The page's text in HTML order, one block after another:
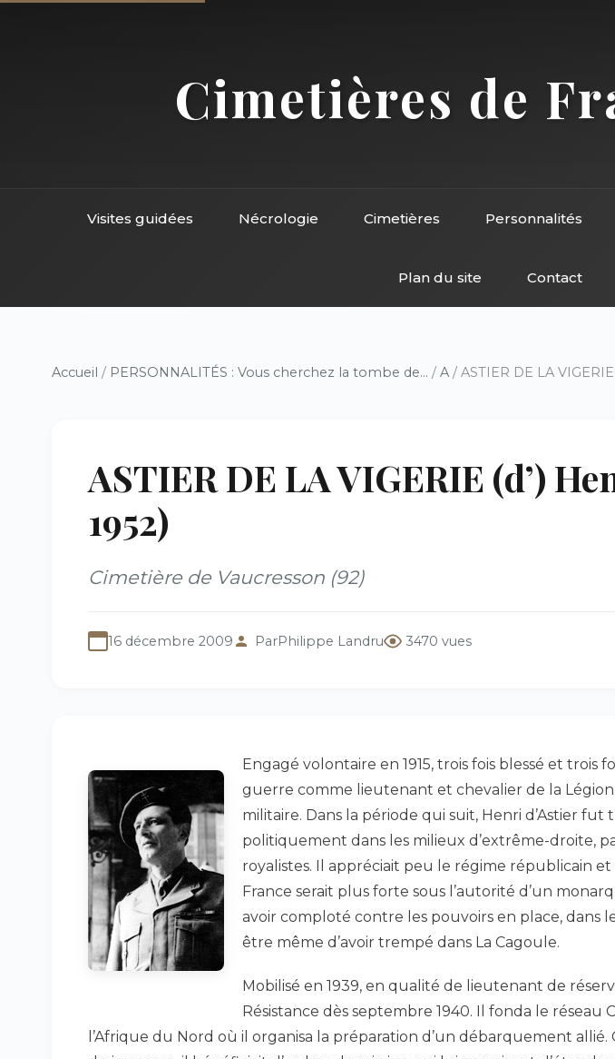
Cimetières de
Visites guidées Nécrologie Cimetières Personnalités
Plan du site Contact
Accueil / PERSONNALITÉS : Vous cherchez la tombe de... / A / ASTIER DE LA
ASTIER DE LA VIGERIE (d’)
1952)
Cimetière de Vaucresson (92)
16 décembre 2009 ParPhilippe Landru 3470 vues
Engagé volontaire en 1915, trois fois blessé et trois
guerre comme lieutenant et chevalier de la
militaire. Dans la période qui suit, Henri d’Astier fut
politiquement dans les milieux d’extrême-droite,
royalistes. Il appréciait peu le régime républicain
France serait plus forte sous l’autorité d’un
avoir comploté contre les pouvoirs en place, dans
être même d’avoir trempé dans La Cagoule.
Mobilisé en 1939, en qualité de lieutenant de
Résistance dès septembre 1940. Il fonda le réseau
l’Afrique du Nord où il organisa la préparation d’un débarquement allié.